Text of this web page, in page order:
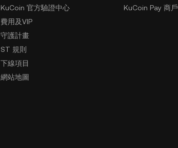
KuCoin 官方驗證中心
費用及VIP
守護計畫
ST 規則
下線項目
網站地圖
KuCoin Pay 商戶